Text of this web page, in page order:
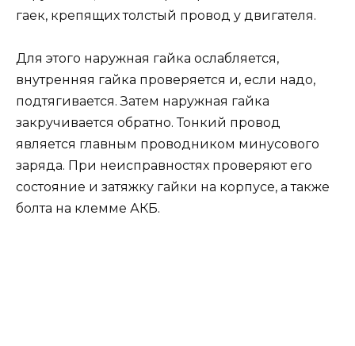
гаек, крепящих толстый провод у двигателя.
Для этого наружная гайка ослабляется,
внутренняя гайка проверяется и, если надо,
подтягивается. Затем наружная гайка
закручивается обратно. Тонкий провод
является главным проводником минусового
заряда. При неисправностях проверяют его
состояние и затяжку гайки на корпусе, а также
болта на клемме АКБ.